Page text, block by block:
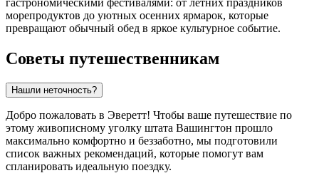
гастрономическими фестивалями: от летних праздников
морепродуктов до уютных осенних ярмарок, которые
превращают обычный обед в яркое культурное событие.
Советы путешественникам
Нашли неточность?
Добро пожаловать в Эверетт! Чтобы ваше путешествие по
этому живописному уголку штата Вашингтон прошло
максимально комфортно и беззаботно, мы подготовили
список важных рекомендаций, которые помогут вам
спланировать идеальную поездку.